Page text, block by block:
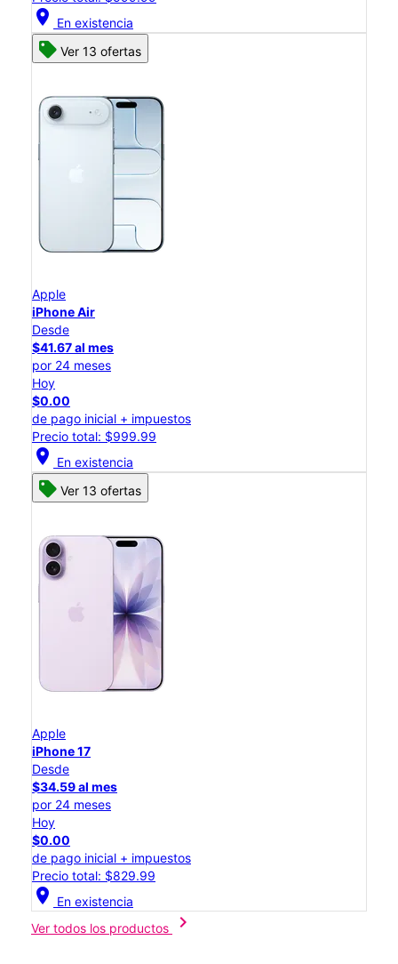
location_on En existencia
Ver 13 ofertas
Apple
iPhone Air
Desde
$41.67 al mes
por 24 meses
Hoy
$0.00
de pago inicial + impuestos
Precio total: $999.99
location_on En existencia
Ver 13 ofertas
Apple
iPhone 17
Desde
$34.59 al mes
por 24 meses
Hoy
$0.00
de pago inicial + impuestos
Precio total: $829.99
location_on En existencia
Ver todos los productos
chevron_right